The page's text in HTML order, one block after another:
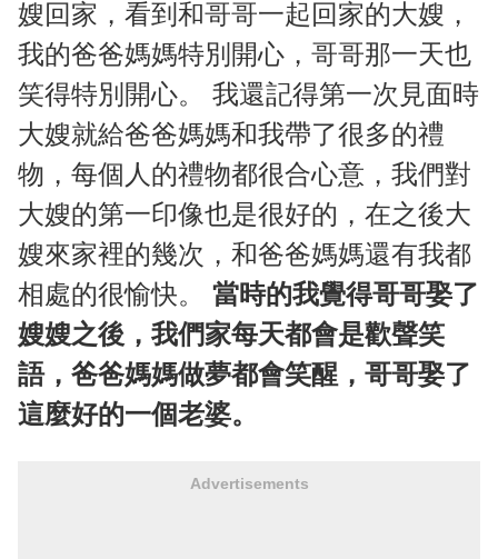
嫂回家，看到和哥哥一起回家的大嫂，
我的爸爸媽媽特別開心，哥哥那一天也
笑得特別開心。 我還記得第一次見面時
大嫂就給爸爸媽媽和我帶了很多的禮
物，每個人的禮物都很合心意，我們對
大嫂的第一印像也是很好的，在之後大
嫂來家裡的幾次，和爸爸媽媽還有我都
相處的很愉快。
當時的我覺得哥哥娶了
嫂嫂之後，我們家每天都會是歡聲笑
語，爸爸媽媽做夢都會笑醒，哥哥娶了
這麼好的一個老婆。
Advertisements